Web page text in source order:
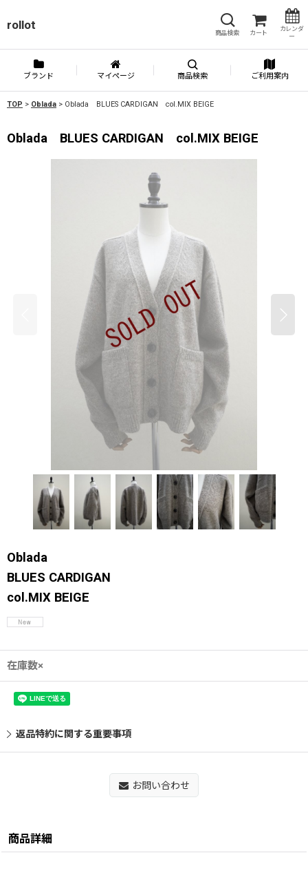
rollot
商品検索 カート
カレンダ
ー
ブランド マイページ 商品検索 ご利用案内
TOP > Oblada > Oblada BLUES CARDIGAN col.MIX BEIGE
Oblada BLUES CARDIGAN col.MIX BEIGE
Oblada
BLUES CARDIGAN
col.MIX BEIGE
在庫数×
返品特約に関する重要事項
お問い合わせ
商品詳細